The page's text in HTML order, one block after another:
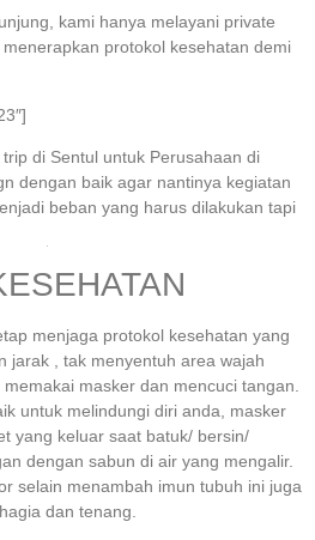
kami hanya melayani private
protokol kesehatan demi
di Sentul untuk Perusahaan di
dengan baik agar nantinya kegiatan
beban yang harus dilakukan tapi
menjaga protokol kesehatan yang
jarak , tak menyentuh area wajah
masker dan mencuci tangan.
untuk melindungi diri anda, masker
yang keluar saat batuk/ bersin/
dengan sabun di air yang mengalir.
selain menambah imun tubuh ini juga
dan tenang.